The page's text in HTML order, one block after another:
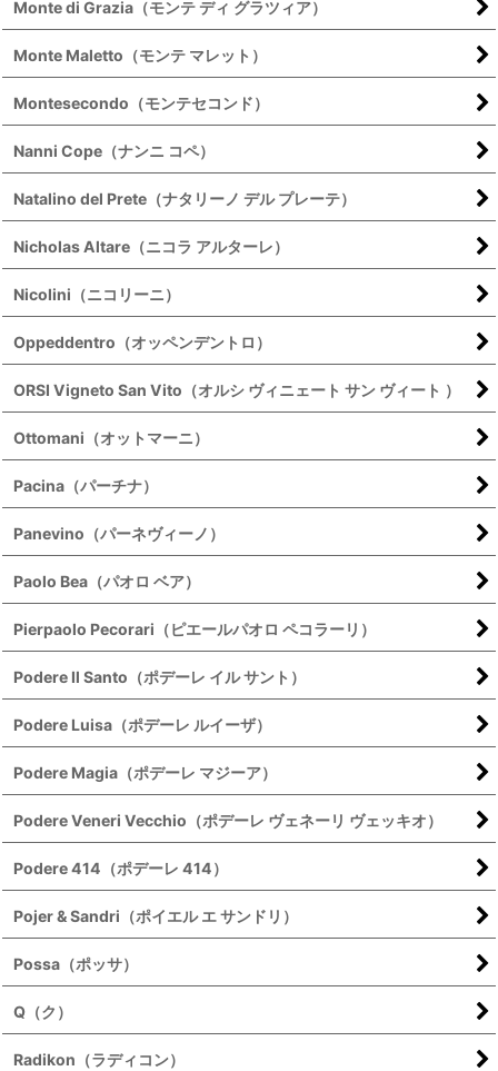
Monte di Grazia（モンテ ディ グラツィア）
Monte Maletto（モンテ マレット）
Montesecondo（モンテセコンド）
Nanni Cope（ナンニ コペ）
Natalino del Prete（ナタリーノ デル プレーテ）
Nicholas Altare（ニコラ アルターレ）
Nicolini（ニコリーニ）
Oppeddentro（オッペンデントロ）
ORSI Vigneto San Vito（オルシ ヴィニェート サン ヴィート ）
Ottomani（オットマーニ）
Pacina（パーチナ）
Panevino（パーネヴィーノ）
Paolo Bea（パオロ ベア）
Pierpaolo Pecorari（ピエールパオロ ペコラーリ）
Podere Il Santo（ポデーレ イル サント）
Podere Luisa（ポデーレ ルイーザ）
Podere Magia（ポデーレ マジーア）
Podere Veneri Vecchio（ポデーレ ヴェネーリ ヴェッキオ）
Podere 414（ポデーレ 414）
Pojer & Sandri（ポイエル エ サンドリ）
Possa（ポッサ）
Q（ク）
Radikon（ラディコン）